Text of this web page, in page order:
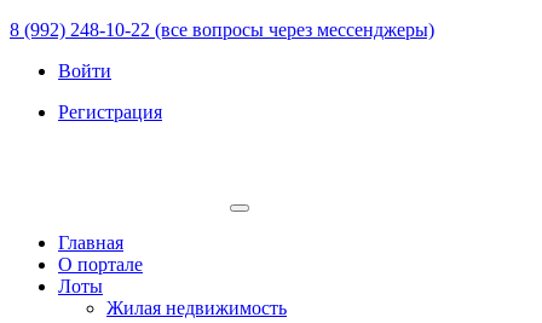
8 (992) 248-10-22 (все вопросы через мессенджеры)
Войти
Регистрация
Главная
О портале
Лоты
Жилая недвижимость